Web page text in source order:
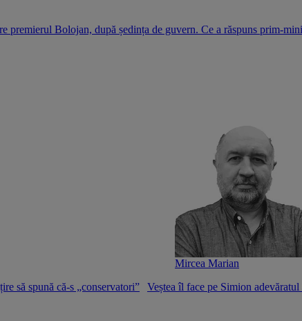
premierul Bolojan, după ședința de guvern. Ce a răspuns prim-
să spună că-s „conservatori”
Mircea Marian
Veștea îl face pe Simion